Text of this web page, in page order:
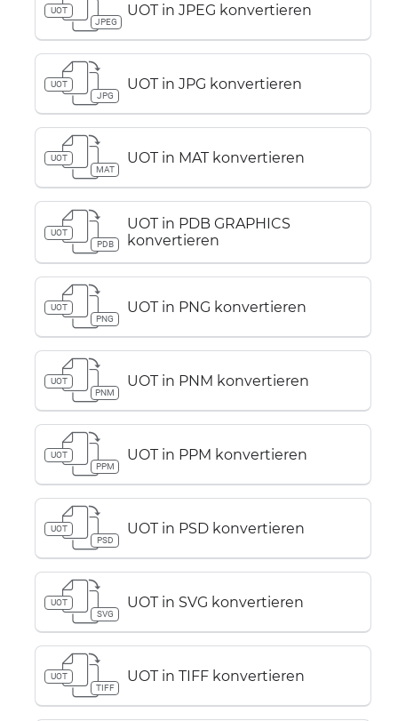
UOT
JPEG
UOT in JPEG konvertieren
UOT
JPG
UOT in JPG konvertieren
UOT
MAT
UOT in MAT konvertieren
UOT
PDB
UOT in PDB GRAPHICS
konvertieren
UOT
PNG
UOT in PNG konvertieren
UOT
PNM
UOT in PNM konvertieren
UOT
PPM
UOT in PPM konvertieren
UOT
PSD
UOT in PSD konvertieren
UOT
SVG
UOT in SVG konvertieren
UOT
TIFF
UOT in TIFF konvertieren